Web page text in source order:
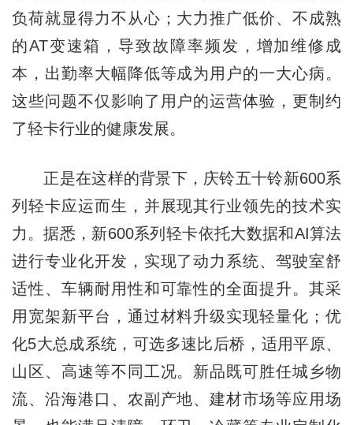
负荷就显得力不从心；大力推广低价、不成熟
的AT变速箱，导致故障率频发，增加维修成
本，出勤率大幅降低等成为用户的一大心病。
这些问题不仅影响了用户的运营体验，更制约
了轻卡行业的健康发展。
正是在这样的背景下，庆铃五十铃新600系
列轻卡应运而生，并展现其行业领先的技术实
力。据悉，新600系列轻卡依托大数据和AI算法
进行专业化开发，实现了动力系统、驾驶室舒
适性、车辆耐用性和可靠性的全面提升。其采
用宽架新平台，通过材料升级实现轻量化；优
化5大总成系统，可选多速比后桥，适用平原、
山区、高速等不同工况。新品既可胜任城乡物
流、沿海港口、农副产地、建材市场等应用场